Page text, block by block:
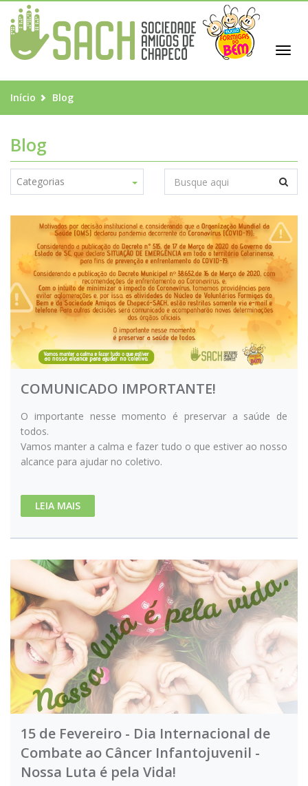
Início Blog
Blog
Categorias
COMUNICADO IMPORTANTE!
O importante nesse momento é preservar a saúde de
todos.
Vamos manter a calma e fazer tudo o que estiver ao nosso
alcance para ajudar no coletivo.
LEIA MAIS
15 de Fevereiro - Dia Internacional de
Combate ao Câncer Infantojuvenil -
Nossa Luta é pela Vida!